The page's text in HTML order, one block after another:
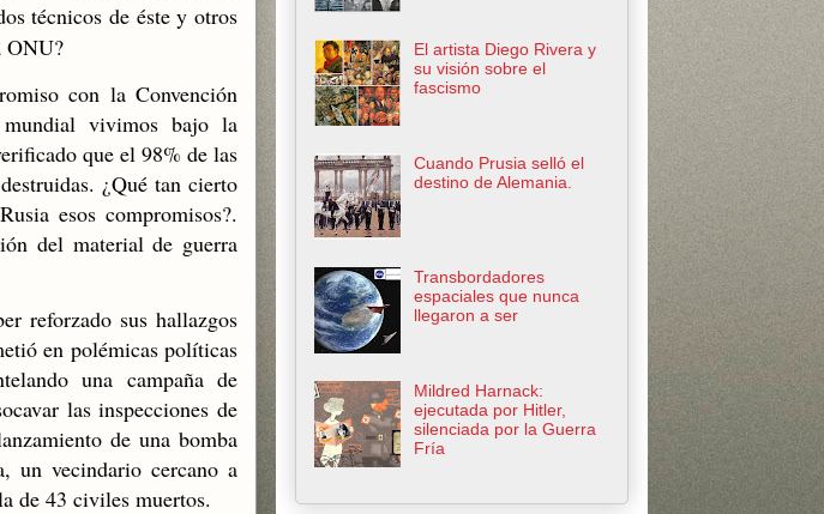
técnicos de éste y otros
ONU?
con la Convención
vivimos bajo la
que el 98% de las
¿Qué tan cierto
esos compromisos?.
del material de guerra
reforzado sus hallazgos
en polémicas políticas
una campaña de
las inspecciones de
de una bomba
un vecindario cercano a
de 43 civiles muertos.
El artista Diego Rivera y
su visión sobre el
fascismo
Cuando Prusia selló el
destino de Alemania.
Transbordadores
espaciales que nunca
llegaron a ser
Mildred Harnack:
ejecutada por Hitler,
silenciada por la Guerra
Fría